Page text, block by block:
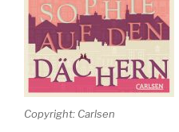
Copyright: Carlsen